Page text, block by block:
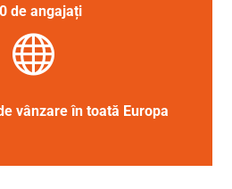
de angajați

vânzare în toată Europa